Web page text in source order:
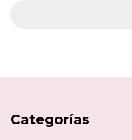
Categorías